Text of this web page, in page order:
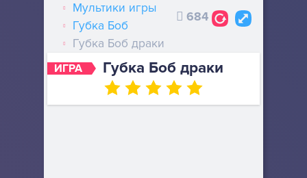
ИГРА Губка Боб драки
Мультики игры
Губка Боб
Губка Боб драки
684